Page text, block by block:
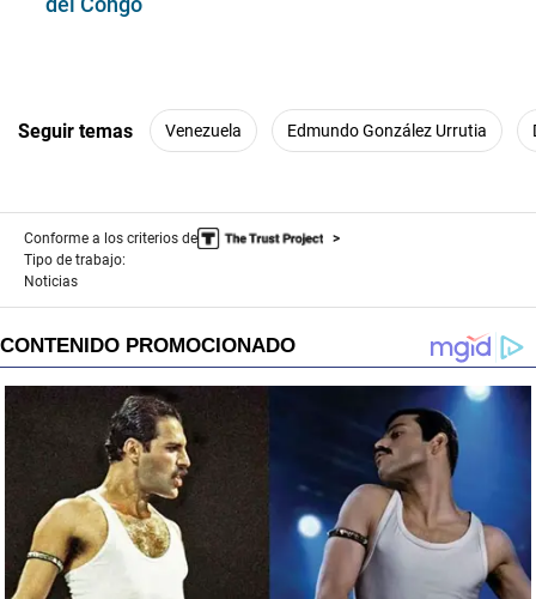
Seguir temas Venezuela Edmundo González Urrutia
Conforme a los criterios de
Tipo de trabajo:
Noticias